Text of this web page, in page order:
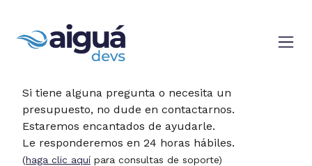
Si tiene alguna pregunta o necesita un
presupuesto, no dude en contactarnos.
Estaremos encantados de ayudarle.
Le responderemos en 24 horas hábiles.
(haga clic aquí para consultas de soporte)